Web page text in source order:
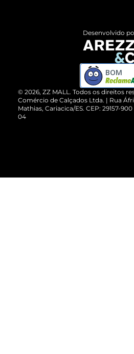
ZZ MALL é confiável
Cartão Presente
Vendas Corporativas
Devolução do Produto
Compre pelo WhatsApp
© 2026, ZZ MALL. Todos os direitos
Comércio de Calçados Ltda. | Rua
Mathias, Cariacica/ES. CEP: 29157-
04
Desenvolvido
BOM